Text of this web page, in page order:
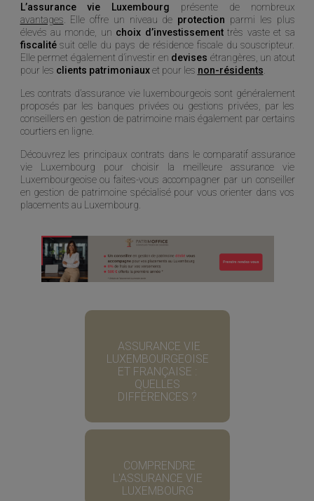
L’assurance vie Luxembourg présente de nombreux
avantages . Elle offre un niveau de protection parmi les plus
élevés au monde, un choix d’investissementtrès vaste et sa
fiscalitésuit celle du pays de résidence fiscale du souscripteur.
Elle permet également d’investir en devises étrangères, un atout
pour les clients patrimoniauxet pour les non-résidents
Les contrats d’assurance vie luxembourgeois sont généralement
proposés par les banques privées ou gestions privées, par les
conseillers en gestion de patrimoine mais également par certains
courtiers en ligne.
Découvrez les principaux contrats dans le comparatif assurance
vie Luxembourg pour choisir la meilleure assurance vie
Luxembourgeoise ou faites-vous accompagner par un conseiller
en gestion de patrimoine spécialisé pour vous orienter dans vos
placements au Luxembourg.
ASSURANCE VIE
LUXEMBOURGEOISE
ET FRANÇAISE :
QUELLES
DIFFÉRENCES ?
COMPRENDRE
L'ASSURANCE VIE
LUXEMBOURG